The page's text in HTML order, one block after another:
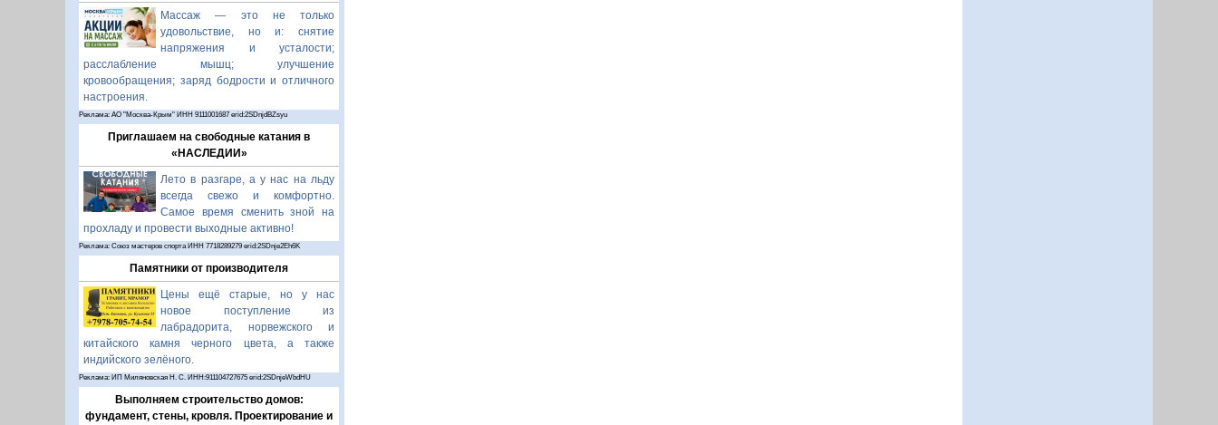
Массаж — это не только
удовольствие, но и: снятие
напряжения и усталости;
расслабление мышц; улучшение
кровообращения; заряд бодрости и отличного
настроения.
Реклама: АО "Москва-Крым" ИНН 9111001687 erid:2SDnjdBZsyu
Приглашаем на свободные катания в
«НАСЛЕДИИ»
Лето в разгаре, а у нас на льду
всегда свежо и комфортно.
Самое время сменить зной на
прохладу и провести выходные активно!
Реклама: Союз мастеров спорта ИНН 7718289279 erid:2SDnje2Eh6K
Памятники от производителя
Цены ещё старые, но у нас
новое поступление из
лабрадорита, норвежского и
китайского камня черного цвета, а также
индийского зелёного.
Реклама: ИП Миляновская Н. С. ИНН:911104727675 erid:2SDnjeWbdHU
Выполняем строительство домов:
фундамент, стены, кровля. Проектирование и